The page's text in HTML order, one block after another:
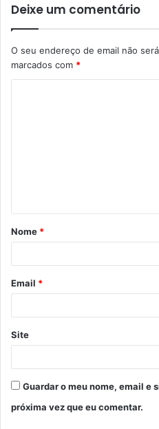
Deixe um comentário
O seu endereço de email não
marcados com *
á
r
*
Nome *
Email *
Site
Guardar o meu nome, email e
próxima vez que eu comentar.